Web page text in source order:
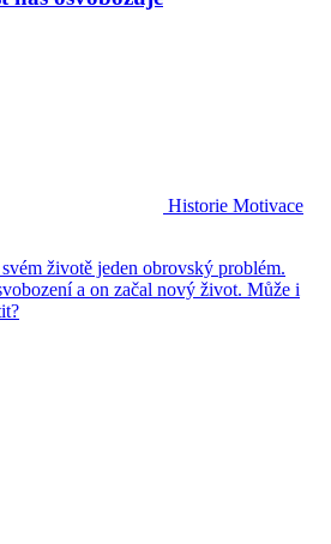
Historie Motivace
životě jeden obrovský problém.
a on začal nový život. Může i